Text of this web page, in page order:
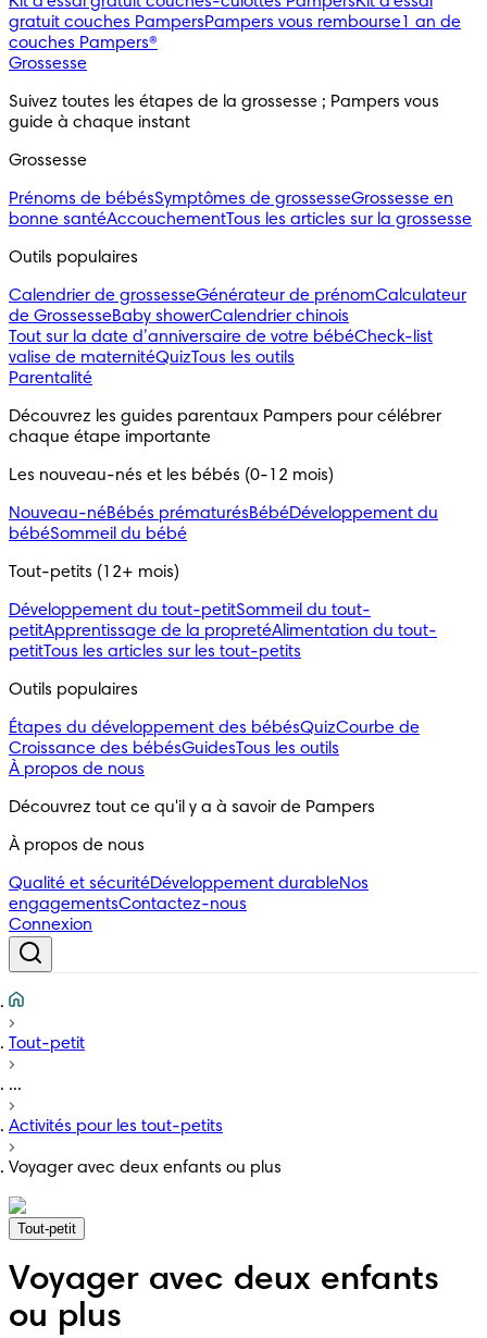
gratuit couches PampersPampers vous rembourse1 an de
couches Pampers®
Grossesse
Suivez toutes les étapes de la grossesse ; Pampers vous
guide à chaque instant
Grossesse
Prénoms de bébésSymptômes de grossesseGrossesse en
bonne santéAccouchementTous les articles sur la grossesse
Outils populaires
Calendrier de grossesseGénérateur de prénomCalculateur
de GrossesseBaby showerCalendrier chinois
Tout sur la date d’anniversaire de votre bébéCheck-list
valise de maternitéQuizTous les outils
Parentalité
Découvrez les guides parentaux Pampers pour célébrer
chaque étape importante
Les nouveau-nés et les bébés (0-12 mois)
Nouveau-néBébés prématurésBébéDéveloppement du
bébéSommeil du bébé
Tout-petits (12+ mois)
Développement du tout-petitSommeil du tout-
petitApprentissage de la propretéAlimentation du tout-
petitTous les articles sur les tout-petits
Outils populaires
Étapes du développement des bébésQuizCourbe de
Croissance des bébésGuidesTous les outils
À propos de nous
Découvrez tout ce qu'il y a à savoir de Pampers
À propos de nous
Qualité et sécuritéDéveloppement durableNos
engagementsContactez-nous
Connexion
Tout-petit
...
Activités pour les tout-petits
Voyager avec deux enfants ou plus
Tout-petit
Voyager avec deux enfants
ou plus